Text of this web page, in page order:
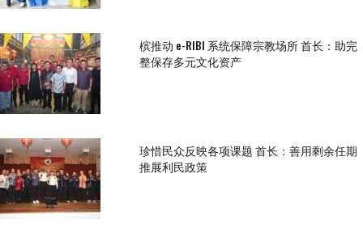
槟推动 e-RIBI 系统保障宗教场所 首长：助完
整保存多元文化资产
珍惜民众反映各项课题 首长：善用剩余任期
推展利民政策